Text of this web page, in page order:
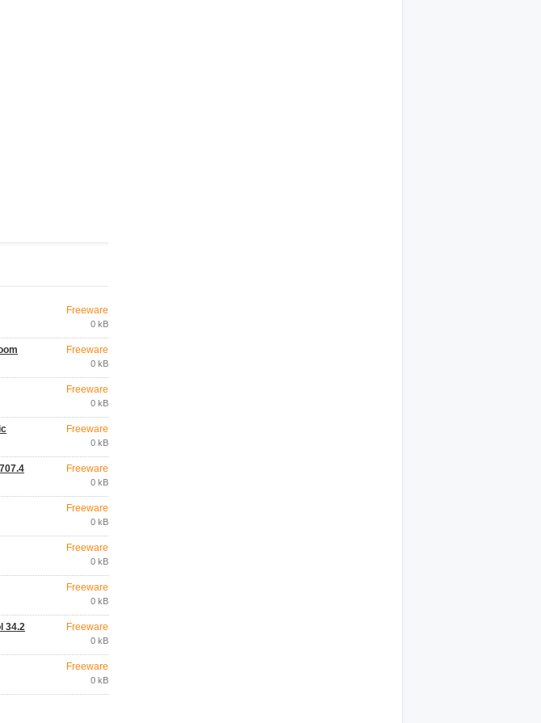
Freeware
0 kB
Freeware
0 kB
Freeware
0 kB
Freeware
0 kB
Freeware
0 kB
Freeware
0 kB
Freeware
0 kB
Freeware
0 kB
34.2 Freeware
0 kB
Freeware
0 kB